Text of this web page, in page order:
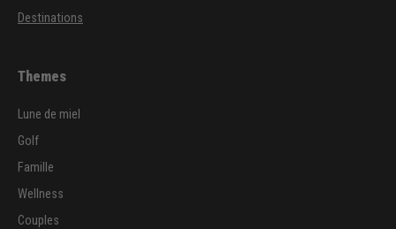
Destinations
Themes
Lune de miel
Golf
Famille
Wellness
Couples